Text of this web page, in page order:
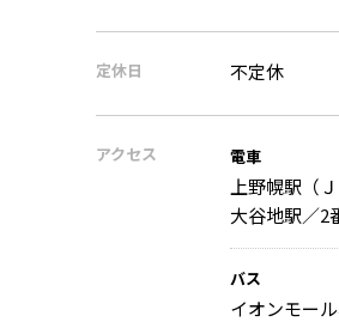
定休日 不定休
アクセス 電車
上野幌駅（
大谷地駅／2
バス
イオンモー